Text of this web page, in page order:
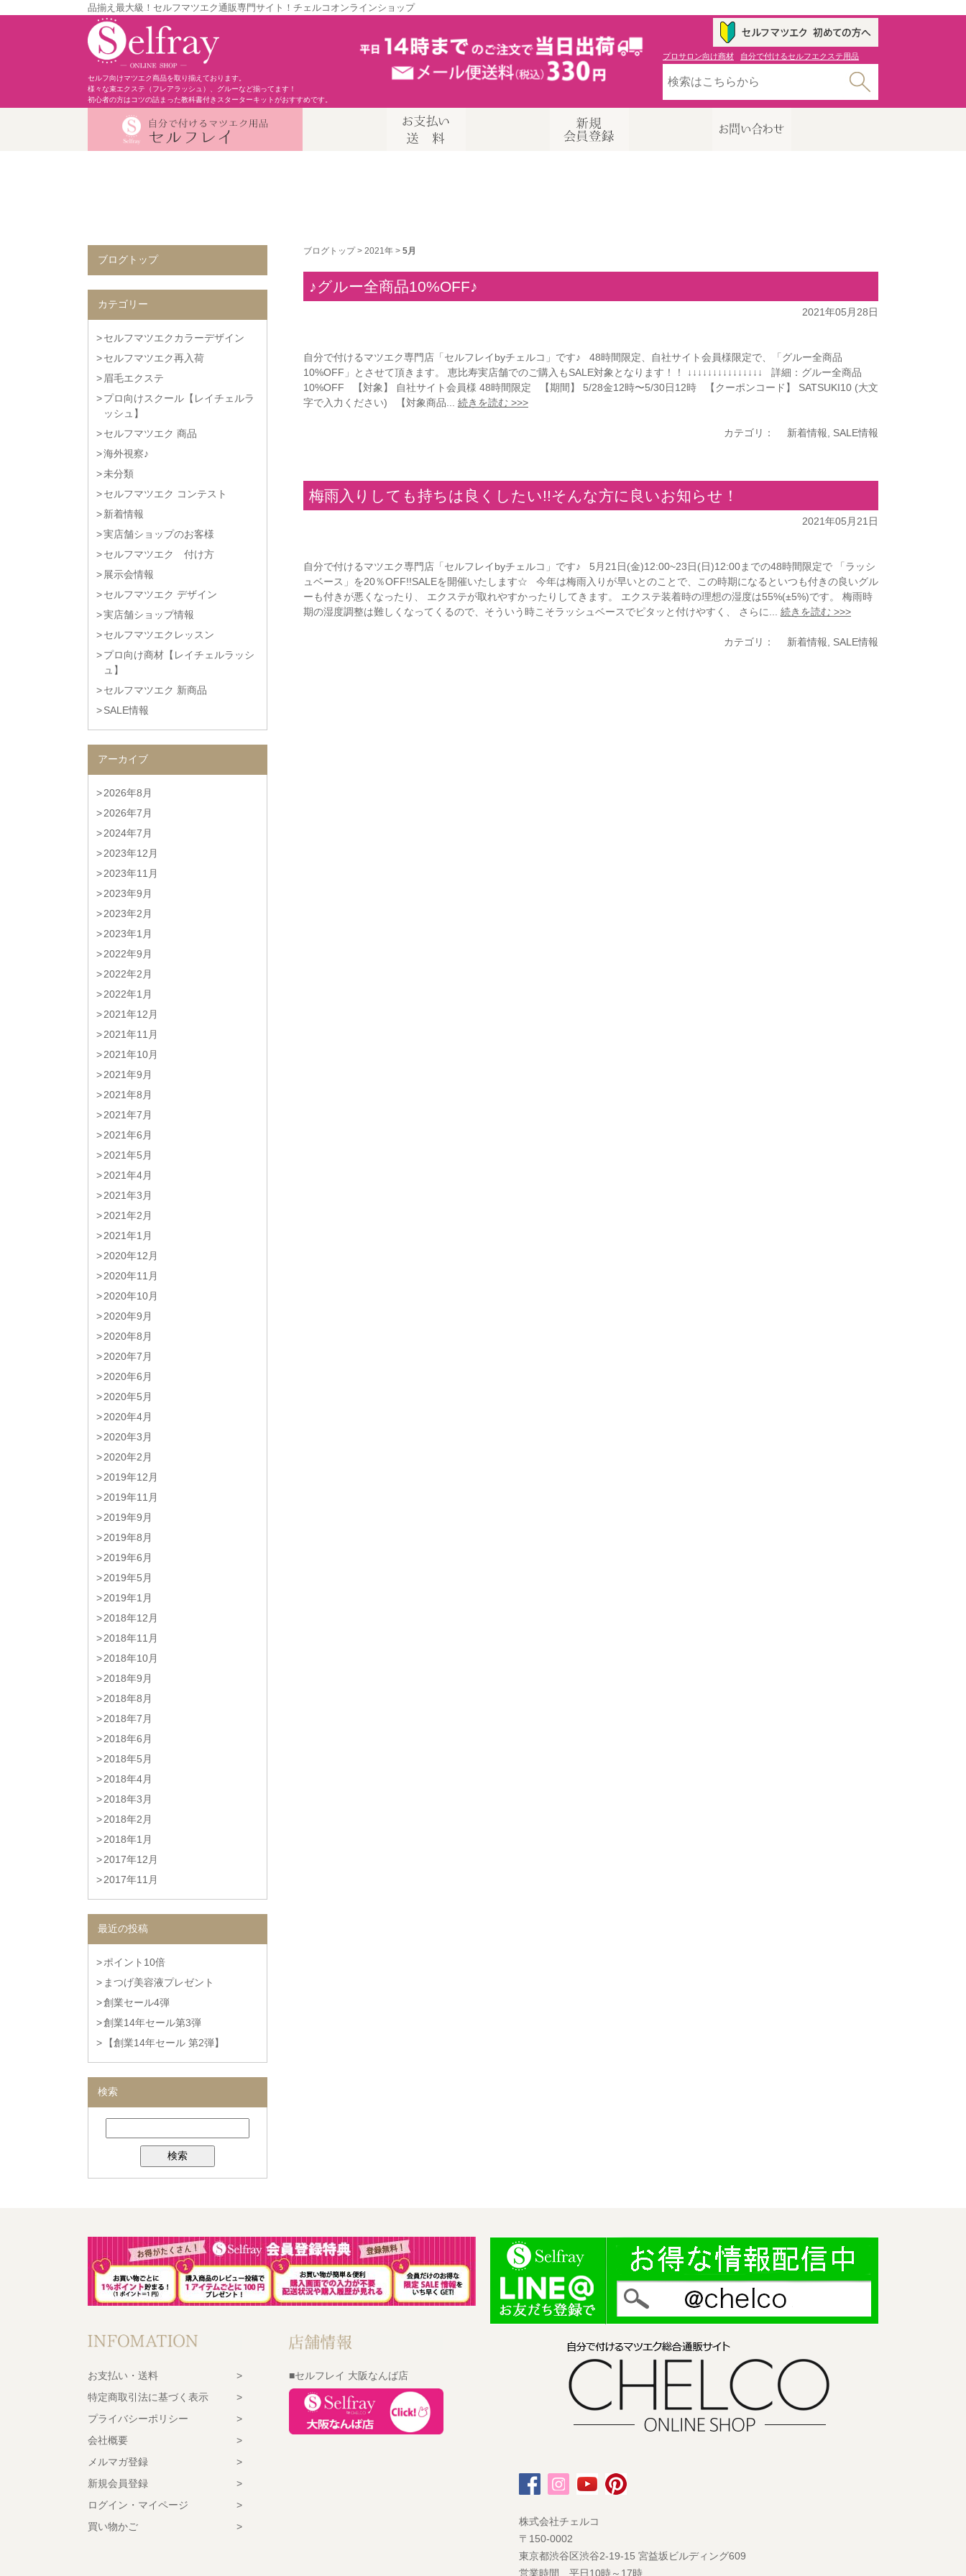
品揃え最大級！セルフマツエク通販専門サイト！チェルコオンラインショップ
セルフ向けマツエク商品を取り揃えております。
様々な束エクステ（フレアラッシュ）、グルーなど揃ってます！
初心者の方はコツの詰まった教科書付きスターターキットがおすすめです。
プロサロン向け商材 自分で付けるセルフエクステ用品
ブログトップ> 2021年 > 5月
♪グルー全商品10%OFF♪
2021年05月28日
自分で付けるマツエク専門店「セルフレイbyチェルコ」です♪ 48時間限定、自社サイト会員様限定で、「グルー全商品
10%OFF」とさせて頂きます。 恵比寿実店舗でのご購入もSALE対象となります！！ ↓↓↓↓↓↓↓↓↓↓↓↓↓↓↓ 詳細：グルー全商品
10%OFF 【対象】 自社サイト会員様 48時間限定 【期間】 5/28金12時〜5/30日12時 【クーポンコード】 SATSUKI10 (大文
字で入力ください) 【対象商品... 続きを読む >>>
カテゴリ： 新着情報 SALE情報
梅雨入りしても持ちは良くしたい!!そんな方に良いお知らせ！
2021年05月21日
自分で付けるマツエク専門店「セルフレイbyチェルコ」です♪ 5月21日(金)12:00~23日(日)12:00までの48時間限定で 「ラッシ
ュベース」を20％OFF!!SALEを開催いたします☆ 今年は梅雨入りが早いとのことで、この時期になるといつも付きの良いグル
ーも付きが悪くなったり、 エクステが取れやすかったりしてきます。 エクステ装着時の理想の湿度は55%(±5%)です。 梅雨時
期の湿度調整は難しくなってくるので、そういう時こそラッシュベースでピタッと付けやすく、 さらに... 続きを読む >>>
カテゴリ： 新着情報 SALE情報
ブログトップ
カテゴリー
セルフマツエクカラーデザイン
セルフマツエク再入荷
眉毛エクステ
プロ向けスクール【レイチェルラ
ッシュ】
セルフマツエク 商品
海外視察♪
未分類
セルフマツエク コンテスト
新着情報
実店舗ショップのお客様
セルフマツエク 付け方
展示会情報
セルフマツエク デザイン
実店舗ショップ情報
セルフマツエクレッスン
プロ向け商材【レイチェルラッシ
ュ】
セルフマツエク 新商品
SALE情報
アーカイブ
2026年8月
2026年7月
2024年7月
2023年12月
2023年11月
2023年9月
2023年2月
2023年1月
2022年9月
2022年2月
2022年1月
2021年12月
2021年11月
2021年10月
2021年9月
2021年8月
2021年7月
2021年6月
2021年5月
2021年4月
2021年3月
2021年2月
2021年1月
2020年12月
2020年11月
2020年10月
2020年9月
2020年8月
2020年7月
2020年6月
2020年5月
2020年4月
2020年3月
2020年2月
2019年12月
2019年11月
2019年9月
2019年8月
2019年6月
2019年5月
2019年1月
2018年12月
2018年11月
2018年10月
2018年9月
2018年8月
2018年7月
2018年6月
2018年5月
2018年4月
2018年3月
2018年2月
2018年1月
2017年12月
2017年11月
最近の投稿
ポイント10倍
まつげ美容液プレゼント
創業セール4弾
創業14年セール第3弾
【創業14年セール 第2弾】
検索
お支払い・送料
特定商取引法に基づく表示
プライバシーポリシー
会社概要
メルマガ登録
新規会員登録
ログイン・マイページ
買い物かご
■セルフレイ 大阪なんば店
株式会社チェルコ
〒150-0002
東京都渋谷区渋谷2-19-15 宮益坂ビルディング609
営業時間 平日10時～17時